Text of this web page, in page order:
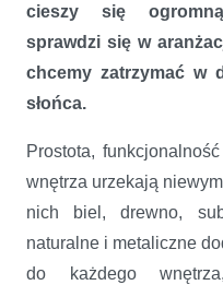
cieszy się
sprawdzi się w
chcemy zatrzymać w
słońca.
Prostota,
wnętrza urzekają
nich biel, drewno,
naturalne i metaliczne
do każdego